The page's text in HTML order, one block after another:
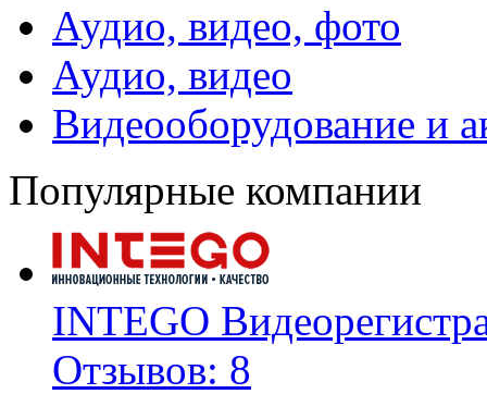
Аудио, видео, фото
Аудио, видео
Видеооборудование и
Популярные компании
INTEGO
Отзывов: 8